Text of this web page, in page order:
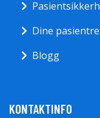
Dine
Blogg
KONTAKTINFO